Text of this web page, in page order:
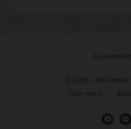
© 2026 - the female
Über mich